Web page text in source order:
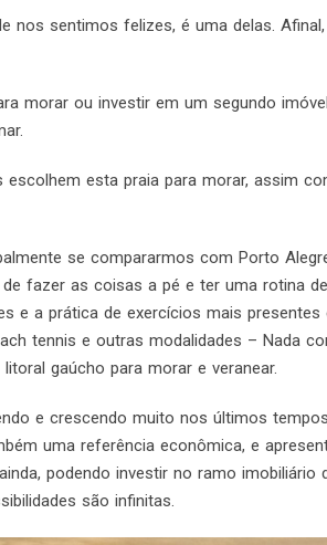
nos sentimos felizes, é uma delas.
morar ou investir em um segundo
esta praia para morar, assim
se compararmos com Porto
fazer as coisas a pé e ter uma rotina
e a prática de exercícios mais presentes
tennis e outras modalidades – Nada
gaúcho para morar e veranear.
e crescendo muito nos últimos
uma referência econômica, e
podendo investir no ramo imobiliário
são infinitas.